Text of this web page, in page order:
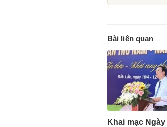
Bài liên quan
Khai mạc